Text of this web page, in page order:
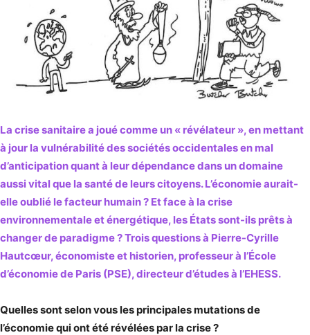
La crise sanitaire a joué comme un « révélateur », en mettant
à jour la vulnérabilité des sociétés occidentales en mal
d’anticipation quant à leur dépendance dans un domaine
aussi vital que la santé de leurs citoyens. L’économie aurait-
elle oublié le facteur humain ? Et face à la crise
environnementale et énergétique, les États sont-ils prêts à
changer de paradigme ? Trois questions à Pierre-Cyrille
Hautcœur, économiste et historien, professeur à l’École
d’économie de Paris (PSE), directeur d’études à l’EHESS.
Quelles sont selon vous les principales mutations de
l’économie qui ont été révélées par la crise ?